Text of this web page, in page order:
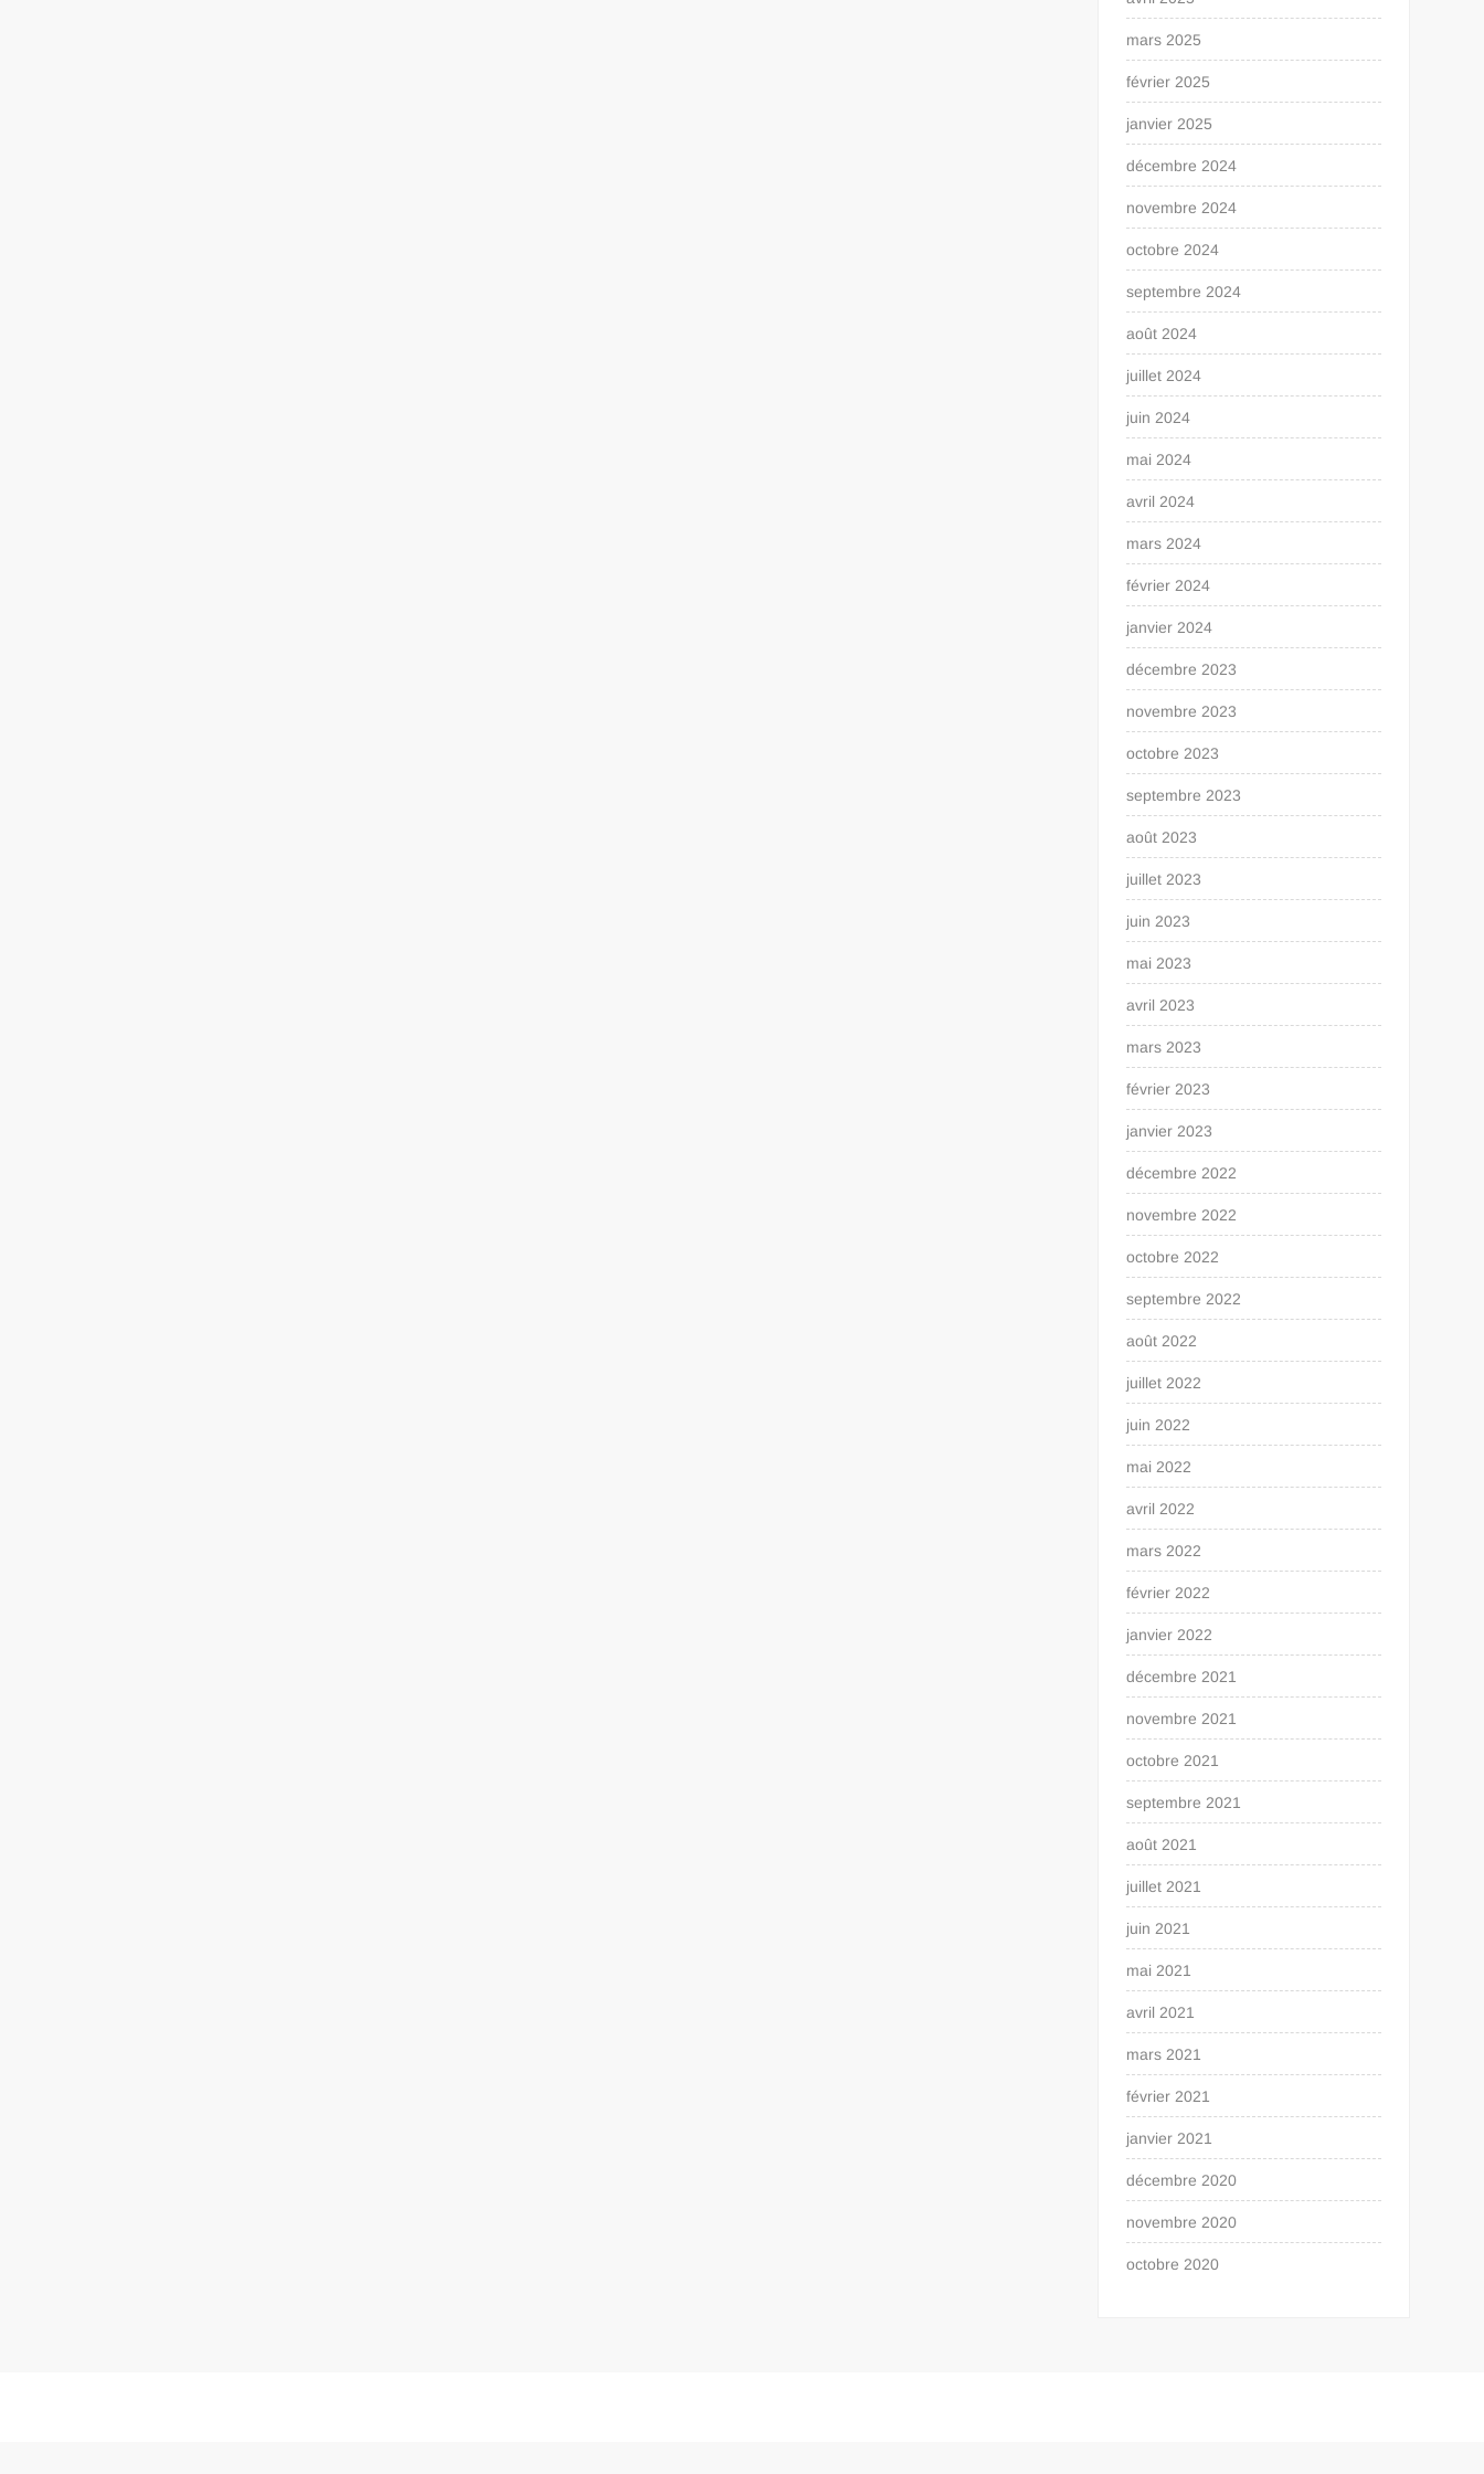
mars 2025
février 2025
janvier 2025
décembre 2024
novembre 2024
octobre 2024
septembre 2024
août 2024
juillet 2024
juin 2024
mai 2024
avril 2024
mars 2024
février 2024
janvier 2024
décembre 2023
novembre 2023
octobre 2023
septembre 2023
août 2023
juillet 2023
juin 2023
mai 2023
avril 2023
mars 2023
février 2023
janvier 2023
décembre 2022
novembre 2022
octobre 2022
septembre 2022
août 2022
juillet 2022
juin 2022
mai 2022
avril 2022
mars 2022
février 2022
janvier 2022
décembre 2021
novembre 2021
octobre 2021
septembre 2021
août 2021
juillet 2021
juin 2021
mai 2021
avril 2021
mars 2021
février 2021
janvier 2021
décembre 2020
novembre 2020
octobre 2020